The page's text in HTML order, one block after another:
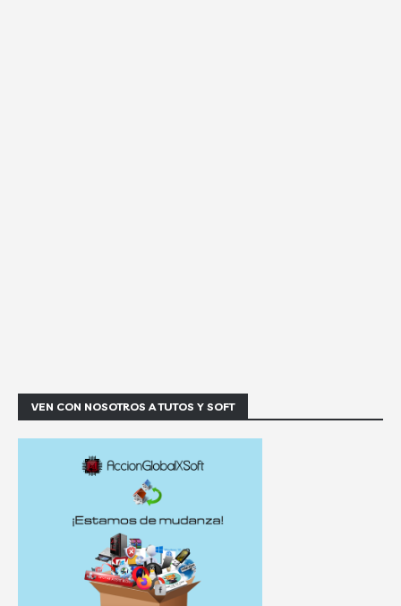
VEN CON NOSOTROS A TUTOS Y SOFT